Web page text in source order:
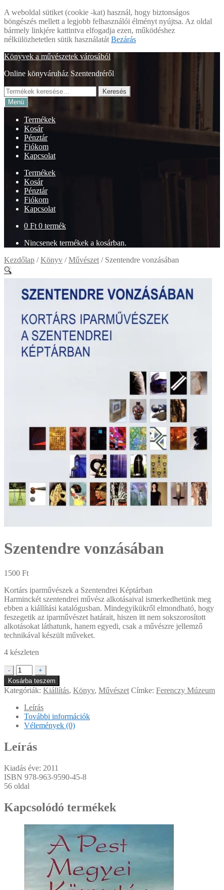
A weboldal sütiket (cookie -kat) használ, hogy biztonságos
böngészés mellett a legjobb felhasználói élményt nyújtsa. Az oldal
bármely linkjére kattintva elfogadja ezen, működéshez
nélkülözhetetlen sütik használatát Bezárás
Ugrás
navigációhoz
Kilépés
tartalomba
Könyvek a művészetek városából
Online könyváruház Szentendréről
Keresés
a
következőre:
Keresés
Menü
Termékek
Kosár
Pénztár
Fiókom
Kapcsolat
Termékek
Kosár
Pénztár
Fiókom
Kapcsolat
0 Ft 0 termék
Nincsenek termékek a kosárban.
Kezdőlap /Könyv /Művészet / Szentendre vonzásában
🔍
Szentendre vonzásában
1500 Ft
Kortárs iparművészek a Szentendrei Képtárban
Harminckét szentendrei művész alkotásaival ismerkedhetünk meg
ebben a kiállítási katalógusban. Mindegyikükről elmondható, hogy
feszegetik az iparművészet határait, hiszen itt nem sokszorosított
alkotásokat láthatunk, hanem egyedi, csak a művészre jellemző
technikával készült műveket.
4 készleten
-
Szentendre
vonzásában
mennyiség
+
Kosárba teszem
Kategóriák: Kiállítás, Könyv, Művészet Címke: Ferenczy Múzeum
Leírás
További információk
Vélemények (0)
Leírás
Kiadás éve: 2011
ISBN 978-963-9590-45-8
56 oldal
Kapcsolódó termékek